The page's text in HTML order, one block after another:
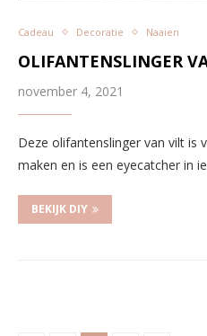
Cadeau Decoratie Naaien
OLIFANTENSLINGER
november 4, 2021
Deze olifantenslinger van vilt is
maken en is een eyecatcher in
BEKIJK DIY